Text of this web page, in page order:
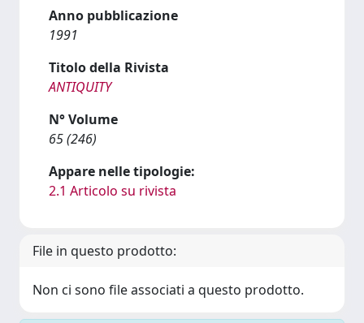
Anno pubblicazione
1991
Titolo della Rivista
ANTIQUITY
N° Volume
65 (246)
Appare nelle tipologie:
2.1 Articolo su rivista
File in questo prodotto:
Non ci sono file associati a questo prodotto.